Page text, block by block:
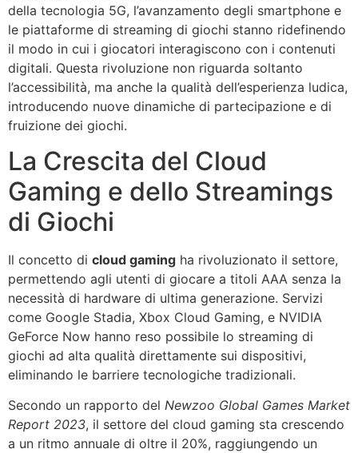
della tecnologia 5G, l’avanzamento degli smartphone e
le piattaforme di streaming di giochi stanno ridefinendo
il modo in cui i giocatori interagiscono con i contenuti
digitali. Questa rivoluzione non riguarda soltanto
l’accessibilità, ma anche la qualità dell’esperienza ludica,
introducendo nuove dinamiche di partecipazione e di
fruizione dei giochi.
La Crescita del Cloud
Gaming e dello Streamings
di Giochi
Il concetto di cloud gaming ha rivoluzionato il settore,
permettendo agli utenti di giocare a titoli AAA senza la
necessità di hardware di ultima generazione. Servizi
come Google Stadia, Xbox Cloud Gaming, e NVIDIA
GeForce Now hanno reso possibile lo streaming di
giochi ad alta qualità direttamente sui dispositivi,
eliminando le barriere tecnologiche tradizionali.
Secondo un rapporto del Newzoo Global Games Market
Report 2023, il settore del cloud gaming sta crescendo
a un ritmo annuale di oltre il 20%, raggiungendo un